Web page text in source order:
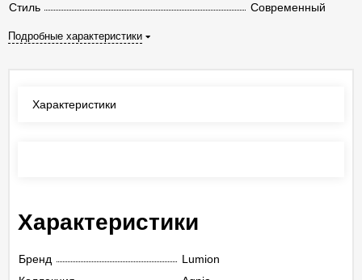
Стиль
Современный
Подробные характеристики
Характеристики
Характеристики
Бренд
Lumion